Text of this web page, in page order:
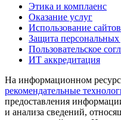
Этика и комплаенс
Оказание услуг
Использование сайтов
Защита
Пользовательское
ИТ аккредитация
На информационном
рекомендательные
предоставления
и анализа сведений,